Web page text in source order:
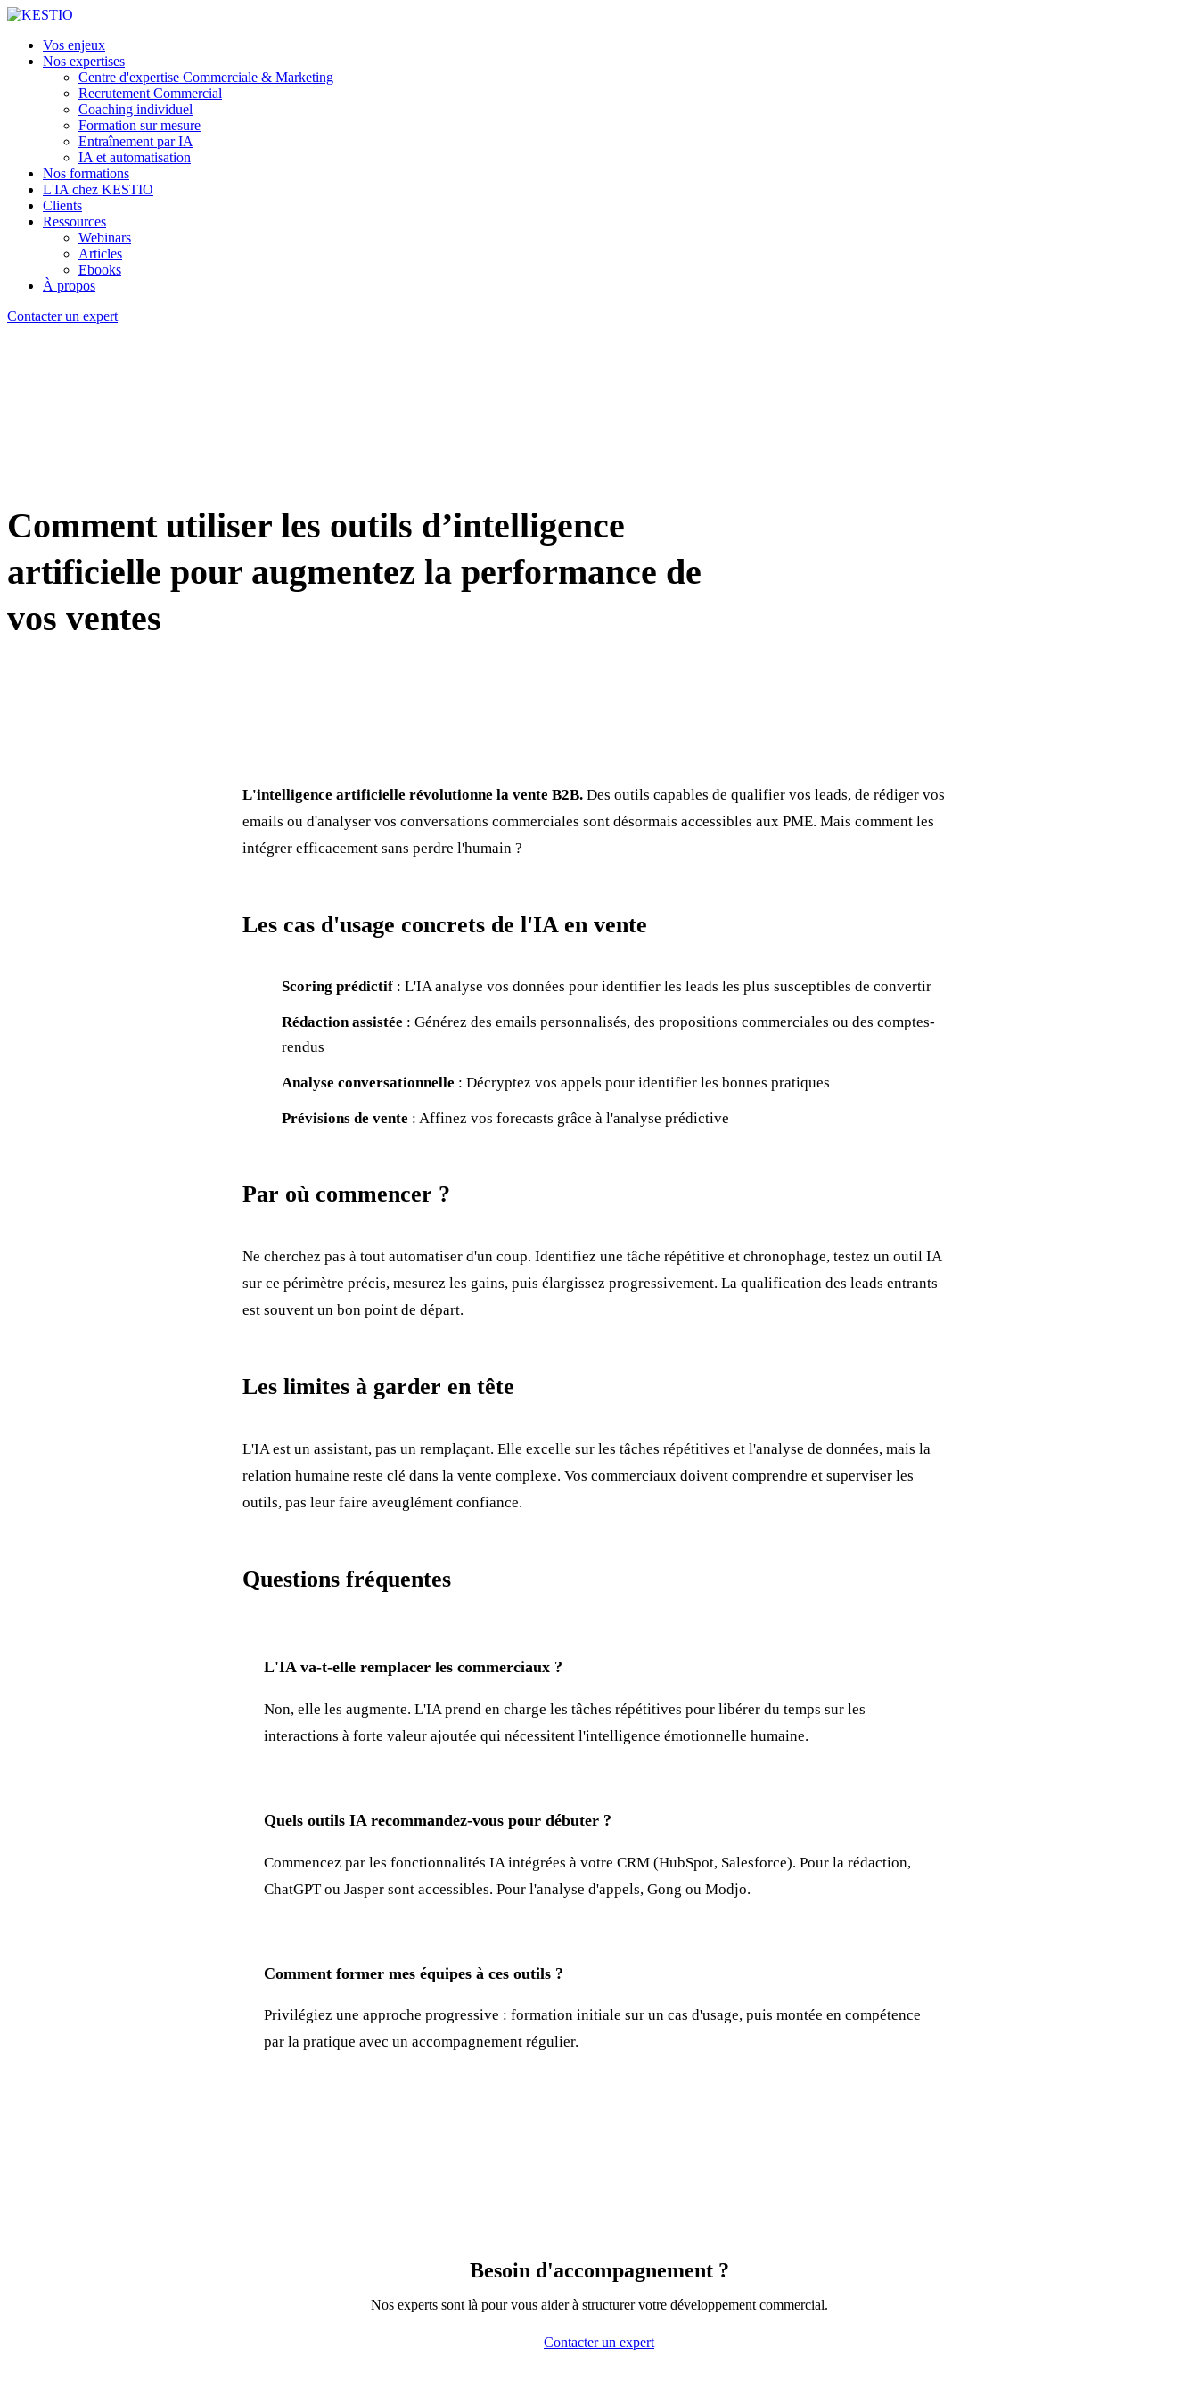
Vos enjeux
Nos expertises
Centre d'expertise Commerciale & Marketing
Recrutement Commercial
Coaching individuel
Formation sur mesure
Entraînement par IA
IA et automatisation
Nos formations
L'IA chez KESTIO
Clients
Ressources
Webinars
Articles
Ebooks
À propos
Contacter un expert
Comment utiliser les outils d’intelligence
artificielle pour augmentez la performance de
vos ventes
L'intelligence artificielle révolutionne la vente B2B. Des outils capables de qualifier vos leads, de rédiger vos
emails ou d'analyser vos conversations commerciales sont désormais accessibles aux PME. Mais comment les
intégrer efficacement sans perdre l'humain ?
Les cas d'usage concrets de l'IA en vente
Scoring prédictif : L'IA analyse vos données pour identifier les leads les plus susceptibles de convertir
Rédaction assistée : Générez des emails personnalisés, des propositions commerciales ou des comptes-
rendus
Analyse conversationnelle : Décryptez vos appels pour identifier les bonnes pratiques
Prévisions de vente : Affinez vos forecasts grâce à l'analyse prédictive
Par où commencer ?
Ne cherchez pas à tout automatiser d'un coup. Identifiez une tâche répétitive et chronophage, testez un outil IA
sur ce périmètre précis, mesurez les gains, puis élargissez progressivement. La qualification des leads entrants
est souvent un bon point de départ.
Les limites à garder en tête
L'IA est un assistant, pas un remplaçant. Elle excelle sur les tâches répétitives et l'analyse de données, mais la
relation humaine reste clé dans la vente complexe. Vos commerciaux doivent comprendre et superviser les
outils, pas leur faire aveuglément confiance.
Questions fréquentes
L'IA va-t-elle remplacer les commerciaux ?
Non, elle les augmente. L'IA prend en charge les tâches répétitives pour libérer du temps sur les
interactions à forte valeur ajoutée qui nécessitent l'intelligence émotionnelle humaine.
Quels outils IA recommandez-vous pour débuter ?
Commencez par les fonctionnalités IA intégrées à votre CRM (HubSpot, Salesforce). Pour la rédaction,
ChatGPT ou Jasper sont accessibles. Pour l'analyse d'appels, Gong ou Modjo.
Comment former mes équipes à ces outils ?
Privilégiez une approche progressive : formation initiale sur un cas d'usage, puis montée en compétence
par la pratique avec un accompagnement régulier.
Besoin d'accompagnement ?
Nos experts sont là pour vous aider à structurer votre développement commercial.
Contacter un expert